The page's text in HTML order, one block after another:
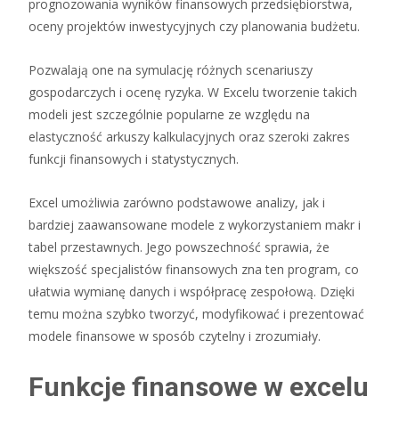
prognozowania wyników finansowych przedsiębiorstwa,
oceny projektów inwestycyjnych czy planowania budżetu.
Pozwalają one na symulację różnych scenariuszy
gospodarczych i ocenę ryzyka. W Excelu tworzenie takich
modeli jest szczególnie popularne ze względu na
elastyczność arkuszy kalkulacyjnych oraz szeroki zakres
funkcji finansowych i statystycznych.
Excel umożliwia zarówno podstawowe analizy, jak i
bardziej zaawansowane modele z wykorzystaniem makr i
tabel przestawnych. Jego powszechność sprawia, że
większość specjalistów finansowych zna ten program, co
ułatwia wymianę danych i współpracę zespołową. Dzięki
temu można szybko tworzyć, modyfikować i prezentować
modele finansowe w sposób czytelny i zrozumiały.
Funkcje finansowe w excelu